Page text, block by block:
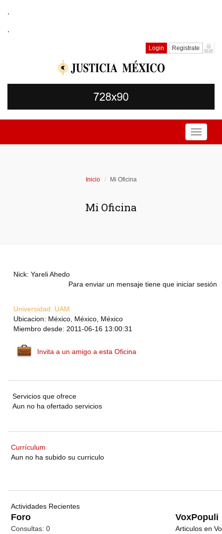
.
.
Login Registrate
Toggle
Inicio Mi Oficina
Mi Oficina
Nick: Yareli Ahedo
Para enviar un mensaje tiene que iniciar sesión
Universidad: UAM
Ubicacion: México, México, México
Miembro desde: 2011-06-16 13:00:31
Invita a un amigo a esta Oficina
Servicios que ofrece
Aun no ha ofertado servicios
Currículum
Aun no ha subido su curriculo
Actividades Recientes
Foro VoxPopuli
Consultas: 0
Articulos en